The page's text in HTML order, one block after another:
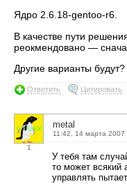
Ядро 2.6.18-gentoo-r6.
В качестве пути
реокмендовано —
Другие варианты будут?
Ответить Цитировать
1
metal
11:42, 14 марта 2007
У тебя там
то может всякий
управлять